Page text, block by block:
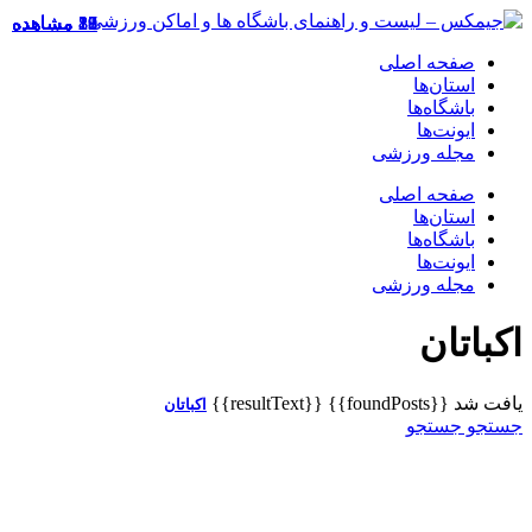
صفحه اصلی
استان‌ها
باشگاه‌ها
ایونت‌ها
مجله ورزشی
صفحه اصلی
استان‌ها
باشگاه‌ها
ایونت‌ها
مجله ورزشی
اکباتان
یافت شد {{foundPosts}}
{{resultText}} اکباتان
جستجو جستجو
17 مشاهده
23 مشاهده
19 مشاهده
18 مشاهده
8 مشاهده
10 مشاهده
11 مشاهده
8 مشاهده
23 مشاهده